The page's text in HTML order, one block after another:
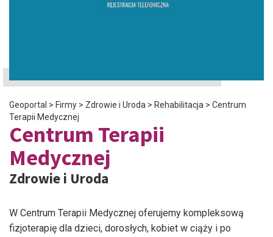
Geoportal > Firmy > Zdrowie i Uroda > Rehabilitacja > Centrum
Terapii Medycznej
Centrum Terapii
Medycznej
Zdrowie i Uroda
W Centrum Terapii Medycznej oferujemy kompleksową
fizjoterapię dla dzieci, dorosłych, kobiet w ciąży i po